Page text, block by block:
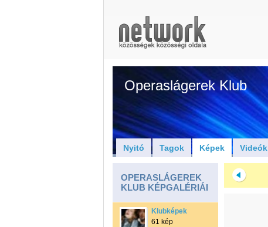
Operaslágerek Klub
Nyitó Tagok Képek Videók
OPERASLÁGEREK
KLUB KÉPGALÉRIÁI
Klubképek
61 kép